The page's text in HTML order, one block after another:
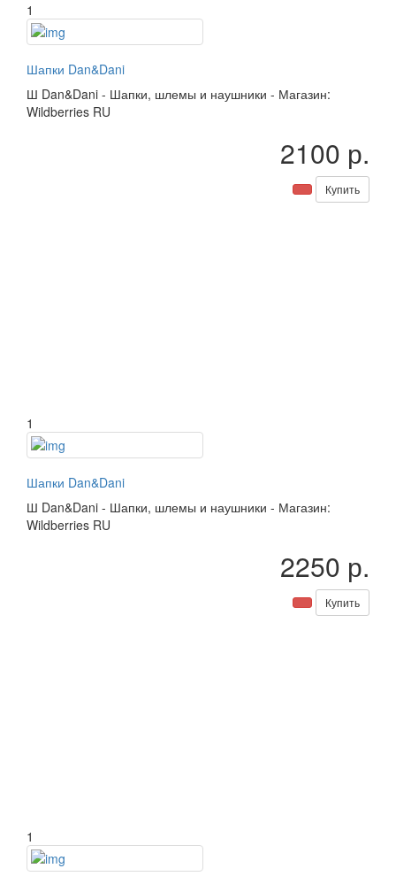
1
Шапки Dan&Dani
Ш Dan&Dani - Шапки, шлемы и наушники - Магазин:
Wildberries RU
2100 р.
Купить
1
Шапки Dan&Dani
Ш Dan&Dani - Шапки, шлемы и наушники - Магазин:
Wildberries RU
2250 р.
Купить
1